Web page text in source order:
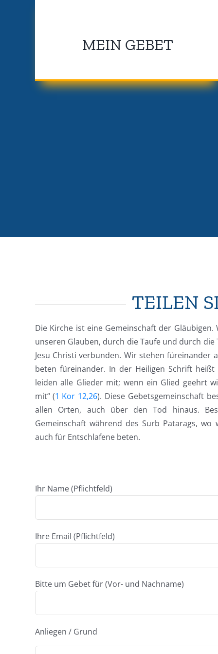
MEIN GEBET
TEILEN
Die Kirche ist eine Gemeinschaft der
unseren Glauben, durch die Taufe und durch
Jesu Christi verbunden. Wir stehen füreinander
beten füreinander. In der Heiligen Schrift heißt
leiden alle Glieder mit; wenn ein Glied geehrt
mit“ (1 Kor 12,26). Diese Gebetsgemeinschaft
allen Orten, auch über den Tod hinaus.
Gemeinschaft während des Surb Patarags,
auch für Entschlafene beten.
Ihr Name (Pflichtfeld)
Ihre Email (Pflichtfeld)
Bitte um Gebet für (Vor- und Nachname)
Anliegen / Grund